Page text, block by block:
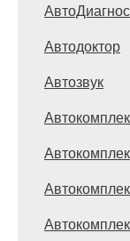
Автодоктор
Автозвук